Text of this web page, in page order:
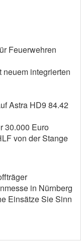
Feuerwehren
neuem integrierten
Astra HD9 84.42
30.000 Euro
von der Stange
in Nürnberg
Einsätze Sie Sinn